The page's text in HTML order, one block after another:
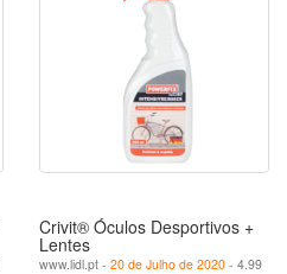
Crivit® Óculos Desportivos +
Lentes
www.lidl.pt - 20 de Julho de 2020 - 4.99